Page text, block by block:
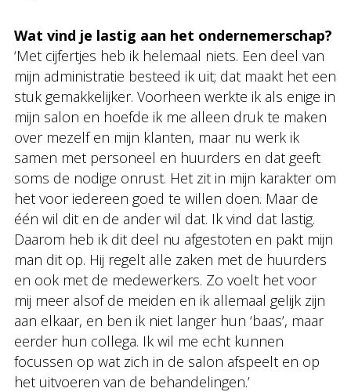
Wat vind je lastig aan het ondernemerschap?
‘Met cijfertjes heb ik helemaal niets. Een deel van
mijn administratie besteed ik uit; dat maakt het een
stuk gemakkelijker. Voorheen werkte ik als enige in
mijn salon en hoefde ik me alleen druk te maken
over mezelf en mijn klanten, maar nu werk ik
samen met personeel en huurders en dat geeft
soms de nodige onrust. Het zit in mijn karakter om
het voor iedereen goed te willen doen. Maar de
één wil dit en de ander wil dat. Ik vind dat lastig.
Daarom heb ik dit deel nu afgestoten en pakt mijn
man dit op. Hij regelt alle zaken met de huurders
en ook met de medewerkers. Zo voelt het voor
mij meer alsof de meiden en ik allemaal gelijk zijn
aan elkaar, en ben ik niet langer hun ‘baas’, maar
eerder hun collega. Ik wil me echt kunnen
focussen op wat zich in de salon afspeelt en op
het uitvoeren van de behandelingen.’